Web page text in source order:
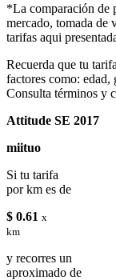
*La comparación de
mercado, tomada de
tarifas aqui
Recuerda que tu
factores como: edad,
Consulta términos y
Attitude SE 2017
miituo
Si tu tarifa
por km es de
$ 0.61 x
km
y recorres un
aproximado de